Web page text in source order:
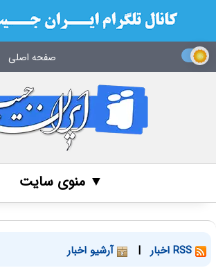
صفحه اصلی
▼ منوی سایت
| آرشیو اخبار